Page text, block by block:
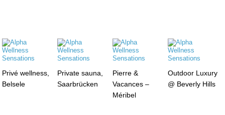
Privé wellness,
Belsele
Private sauna,
Saarbrücken
Pierre &
Vacances –
Méribel
Outdoor Luxury
@ Beverly Hills